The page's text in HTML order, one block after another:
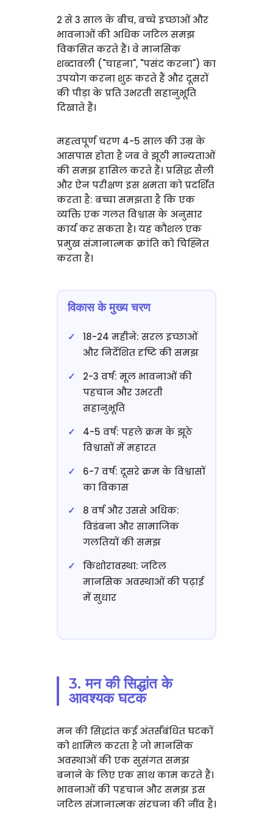
2 से 3 साल के बीच, बच्चे इच्छाओं और
भावनाओं की अधिक जटिल समझ
विकसित करते हैं। वे मानसिक
शब्दावली ("चाहना", "पसंद करना") का
उपयोग करना शुरू करते हैं और दूसरों
की पीड़ा के प्रति उभरती सहानुभूति
दिखाते हैं।
महत्वपूर्ण चरण 4-5 साल की उम्र के
आसपास होता है जब वे झूठी मान्यताओं
की समझ हासिल करते हैं। प्रसिद्ध सैली
और ऐन परीक्षण इस क्षमता को प्रदर्शित
करता है: बच्चा समझता है कि एक
व्यक्ति एक गलत विश्वास के अनुसार
कार्य कर सकता है। यह कौशल एक
प्रमुख संज्ञानात्मक क्रांति को चिह्नित
करता है।
विकास के मुख्य चरण
18-24 महीने: सरल इच्छाओं
और निर्देशित दृष्टि की समझ
2-3 वर्ष: मूल भावनाओं की
पहचान और उभरती
सहानुभूति
4-5 वर्ष: पहले क्रम के झूठे
विश्वासों में महारत
6-7 वर्ष: दूसरे क्रम के विश्वासों
का विकास
8 वर्ष और उससे अधिक:
विडंबना और सामाजिक
गलतियों की समझ
किशोरावस्था: जटिल
मानसिक अवस्थाओं की पढ़ाई
में सुधार
3. मन की सिद्धांत के
आवश्यक घटक
मन की सिद्धांत कई अंतर्संबंधित घटकों
को शामिल करता है जो मानसिक
अवस्थाओं की एक सुसंगत समझ
बनाने के लिए एक साथ काम करते हैं।
भावनाओं की पहचान और समझ इस
जटिल संज्ञानात्मक संरचना की नींव है।